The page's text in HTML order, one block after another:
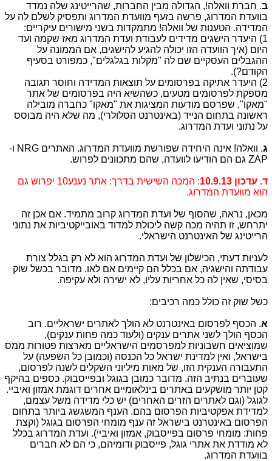
ב. חברת וואלה!, הגדולה מבין החברות, שהרייטינג שלה נמדד
בוועדת המדרוג, פרשה בזעף מוועדת המדרוג ותפסיק לשלם לה על
המדידה. הטענות של וואלה! מתמקדות בשני מישורים עיקריים:
1) היעדר הישגים מדידים לעבודת ועדת המדרוג מאז שקמה ועד
היום (איך הוועדה הזו יכולה להגיע להישגים, אם הממונה על
ההגבלים העסקיים שם לה "מקלות בגלגלים", כמפורט בסעיף
הקודם?).
2) היעדר אתיקה בפרסומים על תוצאות המדידה וחוסר תגובה
מספקת לפרסומים מטעים, כשהשיא היה בפרסומים של אתר
"מאקו", שפרסם מודעות המציגות את "מאקו" כחברה מובילה
ראשונה בתחום הנייד (באינטרנט הסלולרי), מה שלא היה מבוסס
על נתוני ועדת המדרוג.
ג
. וואלה! אינה היחידה שפורשת מוועדת המדרוג. האתרים NRG ו-
ZAP גם הם הודיעו לוועדה, שהם מתכוונים לפרוש.
ד. עדכון 10.9.13
: המכה השישית בדרך: אתר נענע10 יפרוש גם
הוא מוועדת המדרוג.
מכאן, נראה, שהסוף של ועדת המדרוג קרוב מתמיד. אם אכן זה
יתרחש, זו תהיה מכה קשה ליכולת למדוד באובייקטיביות את נתוני
הרייטינג של האינטרנט הישראלי.
לעניות דעתי, הכישלון של ועדת המדרוג הוא לא רק בגלל צורת
עבודתה והישגיה, אם בכלל הם קיימים אם לאו. מדובר בכשל שוק
בסיסי, שאין לה כל אחריות עליו, לא ישירה ולא עקיפה.
כשל שוק זה כולל כמה רכיבים:
א. הכסף לפרסום באינטרנט לא הולך לאתרים ישראליים. רוב
הכסף הולך לשני אתרים ענקים (ולעוד כמה פחות ענקים),
שמוציאים חשבוניות למפרסמים הישראליים מארצות פטורות ממס
בישראל, ואין למדינת ישראל כל הכנסה (וכמובן כל השפעה) על
התעבורה הענקית הזו, של מאות מיליוני השקלים לשנה לפרסום,
שעוברים בנתיב הזה. מדובר כמובן בגוגל ובפייסבוק. כספים בהיקף
קטן יותר מושקעים באתרים בינלאומיים אחרים דוגמת אמזון ואיביי.
לגוגל (וגם לאתרים הזרים האחרים) יש כלי מדידה משל עצמם,
למדידת אפקטיביות הפרסום בהם. הענף המשגשג ביותר בתחום
הפרסום באינטרנט בישראל זה ענף מומחי הפרסום בגוגל (וקצת
פחות: מומחי פרסום בפייסבוק, אמזון ואיביי). ועדת המדרוג בכלל
לא מודדת את אתרי גוגל, פייסבוק ודומיהם, כי הם לא חברים
בוועדת המדרוג.